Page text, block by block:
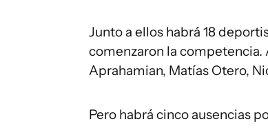
Junto a ellos habrá 18
comenzaron la competencia.
Aprahamian, Matías Otero,
Pero habrá cinco ausencias